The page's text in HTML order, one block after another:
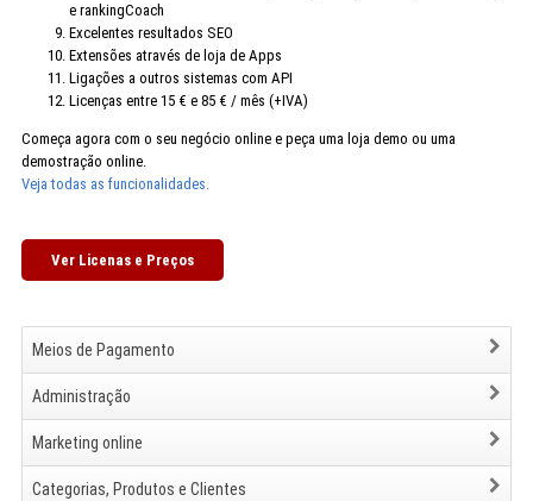
e rankingCoach
Excelentes resultados SEO
Extensões através de loja de Apps
Ligações a outros sistemas com API
Licenças entre 15 € e 85 € / mês (+IVA)
Começa agora com o seu negócio online e peça uma loja demo ou uma
demostração online.
Veja todas as funcionalidades.
Ver Licenas e Preços
Meios de Pagamento
Administração
Marketing online
Categorias, Produtos e Clientes